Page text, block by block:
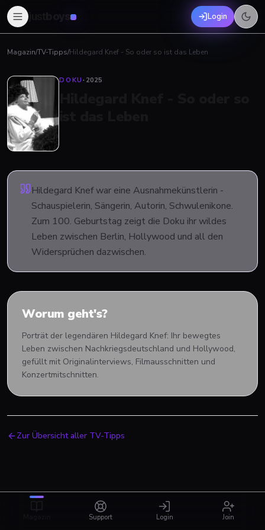
boys Login
Magazin/TV-Tipps/Hildegard Knef - So oder so ist das Leben
DOKU· 2025
Hildegard Knef war eine Ausnahmekünstlerin -
Schauspielerin, Sängerin, Autorin, Schwulenikone.
Zum 100. Geburtstag zeigt die Doku ihr wildes
Leben zwischen Berlin, Hollywood und all den
Widersprüchen dazwischen.
Worum geht's?
Porträt der legendären Hildegard Knef: Ihr bewegtes
Leben zwischen Nachkriegsdeutschland und Hollywood,
gefüllt mit Originalinterviews, Filmausschnitten und
Konzertmitschnitten.
Zur Übersicht aller TV-Tipps
Support Login Join